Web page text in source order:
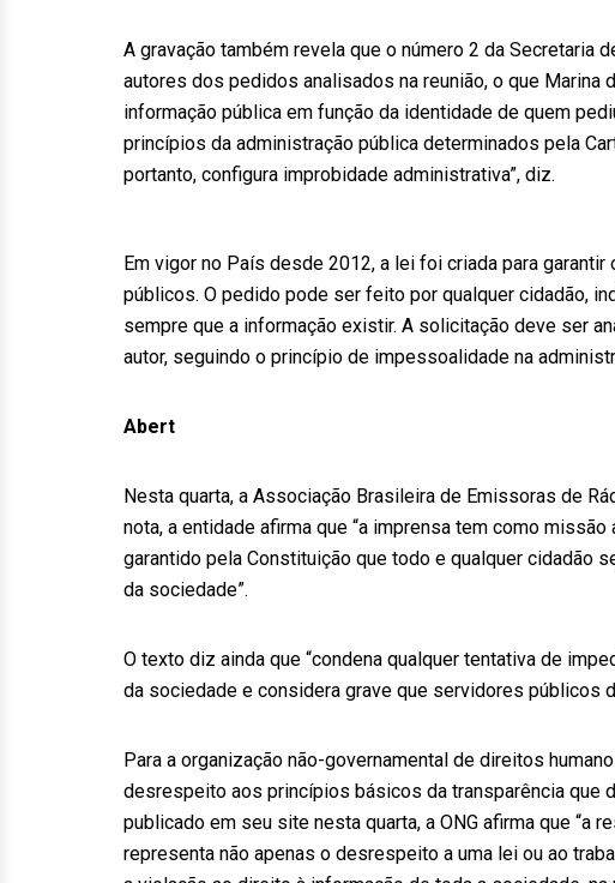
A gravação também revela que o número 2 da Secretaria
autores dos pedidos analisados na reunião, o que
informação pública em função da identidade de quem
princípios da administração pública determinados pela
portanto, configura improbidade administrativa”, diz.
Em vigor no País desde 2012, a lei foi criada para
públicos. O pedido pode ser feito por qualquer cidadão,
sempre que a informação existir. A solicitação deve ser
autor, seguindo o princípio de impessoalidade na
Abert
Nesta quarta, a Associação Brasileira de Emissoras de
nota, a entidade afirma que “a imprensa tem como
garantido pela Constituição que todo e qualquer cidadão
da sociedade”.
O texto diz ainda que “condena qualquer tentativa de
da sociedade e considera grave que servidores públicos
Para a organização não-governamental de direitos
desrespeito aos princípios básicos da transparência que
publicado em seu site nesta quarta, a ONG afirma que “a
representa não apenas o desrespeito a uma lei ou ao